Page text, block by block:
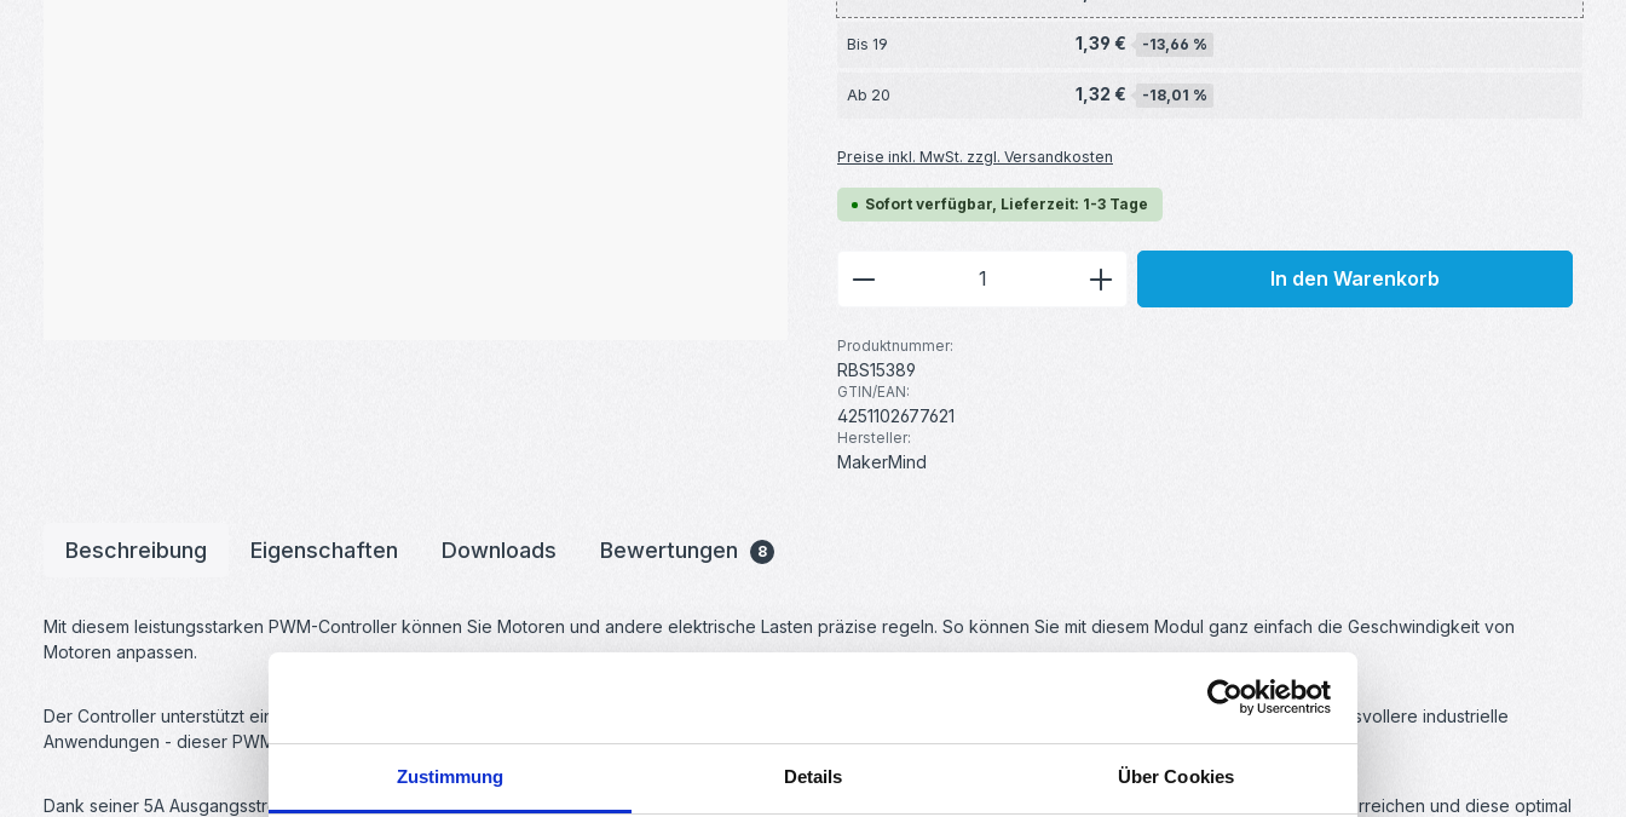
Zustimmung Details Über Cookies
Bis 19 1,39 € -13,66 %
Ab 20 1,32 € -18,01 %
Preise inkl. MwSt. zzgl. Versandkosten
Sofort verfügbar, Lieferzeit: 1-3 Tage
Produkt Anzahl: Gib den gewünschten Wert ein oder
In den Warenkorb
Produktnummer:
RBS15389
GTIN/EAN:
4251102677621
Hersteller:
MakerMind
Beschreibung Eigenschaften Downloads Bewertungen 8
Mit diesem leistungsstarken PWM-Controller können Sie Motoren und andere elektrische Lasten präzise regeln. So können Sie mit diesem Modul ganz einfach die Geschwindigkeit von
Motoren anpassen.
Der Controller unterstützt einen breiten Spannungsbereich, sodass er sich für verschiedene Anwendungen eignet. Egal ob für kleine Hobbyprojekte oder anspruchsvollere industrielle
Anwendungen - dieser PWM-Controller bietet Ihnen die Flexibilität, die Sie benötigen.
Dank seiner 5A Ausgangsstromkapazität ist der Controller in der Lage, auch stärkere Motoren zu betreiben. Damit können Sie eine präzise Steuerung der Motoren erreichen und diese optimal